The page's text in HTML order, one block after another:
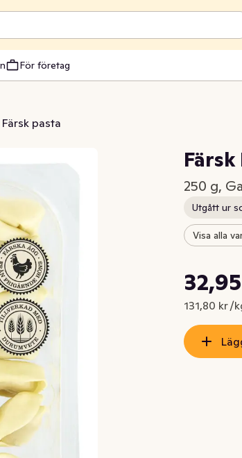
För företag
Färsk pasta
250 g,
Utgått ur
Visa alla
Nuvarande
131,80 kr /
Styckpris: